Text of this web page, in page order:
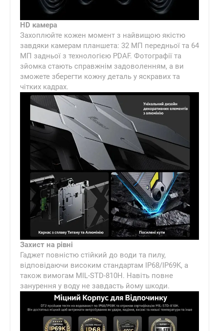
HD камера
Захоплюйте кожен момент з найвищою якістю
завдяки камерам планшета: 32 МП передньої та 64
МП задньої з технологією PDAF. Фотографії та
зйомка стають справжнім задоволенням, а ви
зможете зберегти кожну деталь у яскравих та
чітких кадрах.
Захист на рівні
Гаджет повністю стійкий до води та пилу,
відповідаючи високим стандартам IP68/IP69K, а
також вимогам MIL-STD-810H. Навіть повне
занурення у воду не завдасть йому шкоди.